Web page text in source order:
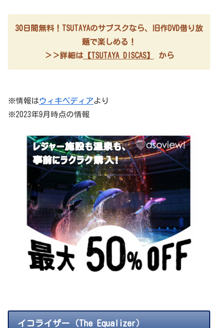
30日間無料！TSUTAYAのサブスクなら、旧作DVD借り放
題で楽しめる！
＞＞詳細は【TSUTAYA DISCAS】 から
※情報はウィキペディアより
※2023年9月時点の情報
イコライザー（The Equalizer）